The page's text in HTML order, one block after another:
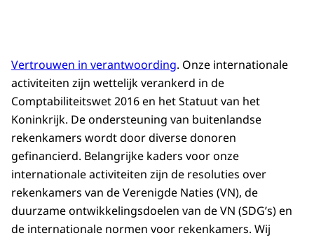
Vertrouwen in verantwoording. Onze internationale
activiteiten zijn wettelijk verankerd in de
Comptabiliteitswet 2016 en het Statuut van het
Koninkrijk. De ondersteuning van buitenlandse
rekenkamers wordt door diverse donoren
gefinancierd. Belangrijke kaders voor onze
internationale activiteiten zijn de resoluties over
rekenkamers van de Verenigde Naties (VN), de
duurzame ontwikkelingsdoelen van de VN (SDG’s) en
de internationale normen voor rekenkamers. Wij